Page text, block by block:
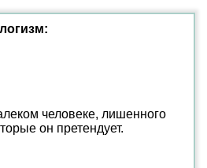
человеке, лишенного
он претендует.